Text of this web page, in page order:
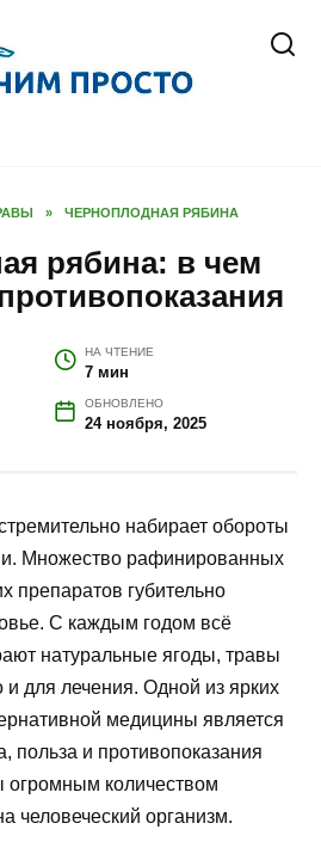
» ЧЕРНОПЛОДНАЯ РЯБИНА
рябина: в чем
НА ЧТЕНИЕ
7 мин
ОБНОВЛЕНО
24 ноября, 2025
набирает обороты
Множество рафинированных
препаратов губительно
С каждым годом всё
натуральные ягоды, травы
и для лечения. Одной из ярких
медицины является
польза и противопоказания
огромным количеством
человеческий организм.